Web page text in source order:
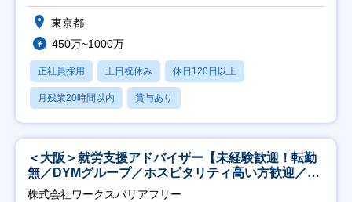
東京都
450万~1000万
正社員採用 土日祝休み 休日120日以上
月残業20時間以内 賞与あり
＜大阪＞就労支援アドバイザー【未経験歓迎！転勤
無／DYMグループ／ホスピタリティ高い方歓迎／土
日祝】
株式会社ワークスバリアフリー